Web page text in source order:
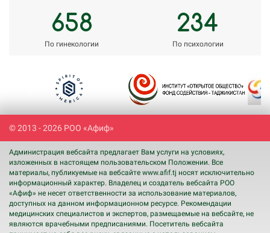
658
По гинекологии
234
По психологии
Next
© 2013 - 2026 РОО «Афиф»
Администрация вебсайта предлагает Вам услуги на условиях,
изложенных в настоящем пользовательском Положении. Все
материалы, публикуемые на вебсайте www.afif.tj носят исключительно
информационный характер. Владелец и создатель вебсайта РОО
«Афиф» не несет ответственности за использование материалов,
доступных на данном информационном ресурсе. Рекомендации
медицинских специалистов и экспертов, размещаемые на вебсайте, не
являются врачебными предписаниями. Посетитель вебсайта